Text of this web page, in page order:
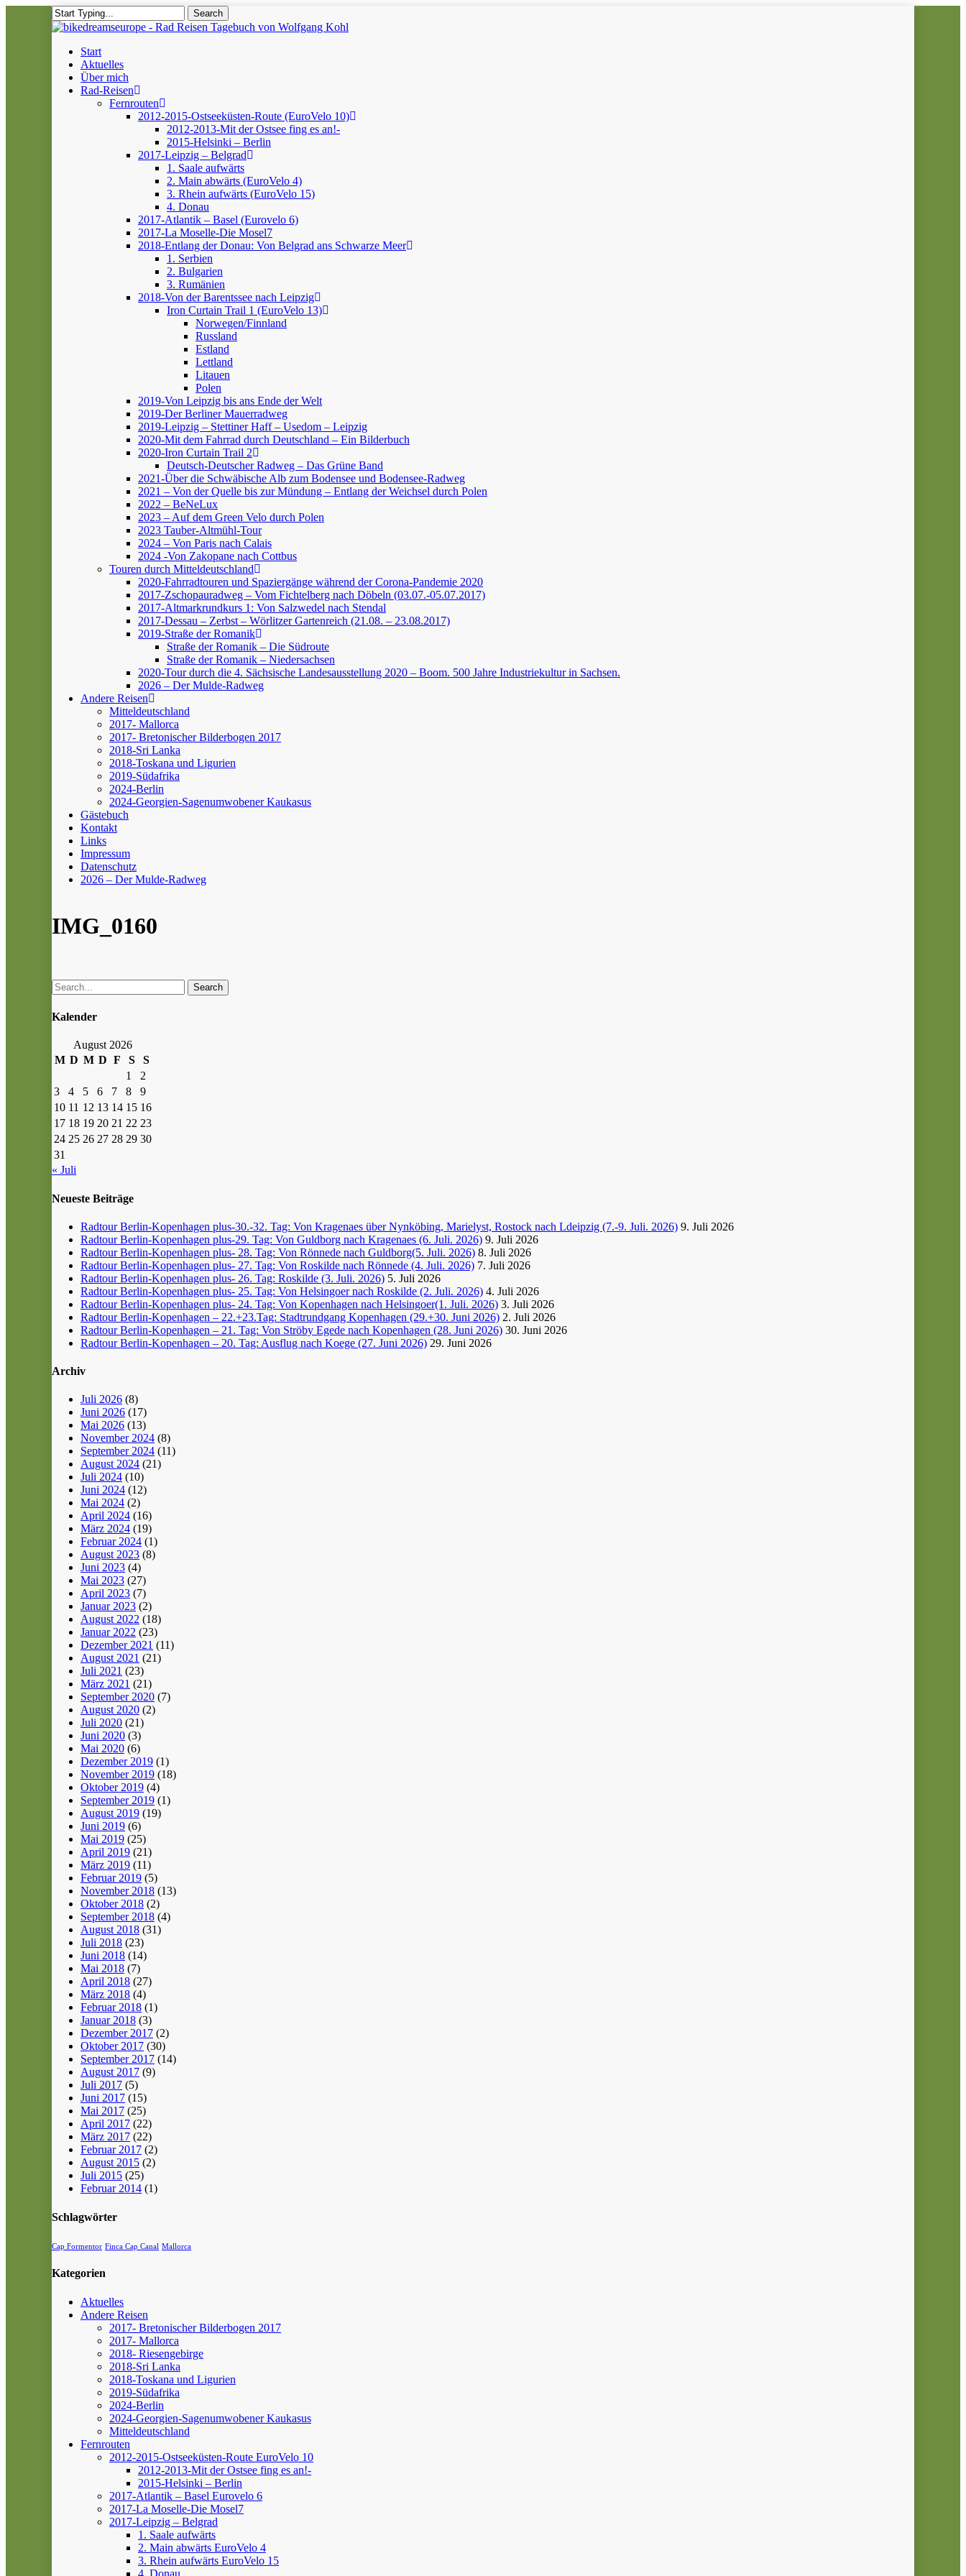
Search
Close
Menu
Start
Aktuelles
Über mich
Rad-Reisen
Fernrouten
2012-2015-Ostseeküsten-Route (EuroVelo 10)
2012-2013-Mit der Ostsee fing es an!-
2015-Helsinki – Berlin
2017-Leipzig – Belgrad
1. Saale aufwärts
2. Main abwärts (EuroVelo 4)
3. Rhein aufwärts (EuroVelo 15)
4. Donau
2017-Atlantik – Basel (Eurovelo 6)
2017-La Moselle-Die Mosel7
2018-Entlang der Donau: Von Belgrad ans Schwarze Meer
1. Serbien
2. Bulgarien
3. Rumänien
2018-Von der Barentssee nach Leipzig
Iron Curtain Trail 1 (EuroVelo 13)
Norwegen/Finnland
Russland
Estland
Lettland
Litauen
Polen
2019-Von Leipzig bis ans Ende der Welt
2019-Der Berliner Mauerradweg
2019-Leipzig – Stettiner Haff – Usedom – Leipzig
2020-Mit dem Fahrrad durch Deutschland – Ein Bilderbuch
2020-Iron Curtain Trail 2
Deutsch-Deutscher Radweg – Das Grüne Band
2021-Über die Schwäbische Alb zum Bodensee und Bodensee-Radweg
2021 – Von der Quelle bis zur Mündung – Entlang der Weichsel durch Polen
2022 – BeNeLux
2023 – Auf dem Green Velo durch Polen
2023 Tauber-Altmühl-Tour
2024 – Von Paris nach Calais
2024 -Von Zakopane nach Cottbus
Touren durch Mitteldeutschland
2020-Fahrradtouren und Spaziergänge während der Corona-Pandemie 2020
2017-Zschopauradweg – Vom Fichtelberg nach Döbeln (03.07.-05.07.2017)
2017-Altmarkrundkurs 1: Von Salzwedel nach Stendal
2017-Dessau – Zerbst – Wörlitzer Gartenreich (21.08. – 23.08.2017)
2019-Straße der Romanik
Straße der Romanik – Die Südroute
Straße der Romanik – Niedersachsen
2020-Tour durch die 4. Sächsische Landesausstellung 2020 – Boom. 500 Jahre Industriekultur in Sachsen.
2026 – Der Mulde-Radweg
Andere Reisen
Mitteldeutschland
2017- Mallorca
2017- Bretonischer Bilderbogen 2017
2018-Sri Lanka
2018-Toskana und Ligurien
2019-Südafrika
2024-Berlin
2024-Georgien-Sagenumwobener Kaukasus
Gästebuch
Kontakt
Links
Impressum
Datenschutz
2026 – Der Mulde-Radweg
IMG_0160
Search
Kalender
August 2026
M D M D F S
S
1
2
3
4 5 6 7 8
9
10 11 12 13 14 15 16
17 18 19 20 21 22 23
24 25 26 27 28 29 30
31
« Juli
Neueste Beiträge
Radtour Berlin-Kopenhagen plus-30.-32. Tag: Von Kragenaes über Nynköbing, Marielyst, Rostock nach Ldeipzig (7.-9. Juli. 2026) 9. Juli 2026
Radtour Berlin-Kopenhagen plus-29. Tag: Von Guldborg nach Kragenaes (6. Juli. 2026) 9. Juli 2026
Radtour Berlin-Kopenhagen plus- 28. Tag: Von Rönnede nach Guldborg(5. Juli. 2026) 8. Juli 2026
Radtour Berlin-Kopenhagen plus- 27. Tag: Von Roskilde nach Rönnede (4. Juli. 2026) 7. Juli 2026
Radtour Berlin-Kopenhagen plus- 26. Tag: Roskilde (3. Juli. 2026) 5. Juli 2026
Radtour Berlin-Kopenhagen plus- 25. Tag: Von Helsingoer nach Roskilde (2. Juli. 2026) 4. Juli 2026
Radtour Berlin-Kopenhagen plus- 24. Tag: Von Kopenhagen nach Helsingoer(1. Juli. 2026) 3. Juli 2026
Radtour Berlin-Kopenhagen – 22.+23.Tag: Stadtrundgang Kopenhagen (29.+30. Juni 2026) 2. Juli 2026
Radtour Berlin-Kopenhagen – 21. Tag: Von Ströby Egede nach Kopenhagen (28. Juni 2026) 30. Juni 2026
Radtour Berlin-Kopenhagen – 20. Tag: Ausflug nach Koege (27. Juni 2026) 29. Juni 2026
Archiv
Juli 2026 (8)
Juni 2026 (17)
Mai 2026 (13)
November 2024 (8)
September 2024 (11)
August 2024 (21)
Juli 2024 (10)
Juni 2024 (12)
Mai 2024 (2)
April 2024 (16)
März 2024 (19)
Februar 2024 (1)
August 2023 (8)
Juni 2023 (4)
Mai 2023 (27)
April 2023 (7)
Januar 2023 (2)
August 2022 (18)
Januar 2022 (23)
Dezember 2021 (11)
August 2021 (21)
Juli 2021 (23)
März 2021 (21)
September 2020 (7)
August 2020 (2)
Juli 2020 (21)
Juni 2020 (3)
Mai 2020 (6)
Dezember 2019 (1)
November 2019 (18)
Oktober 2019 (4)
September 2019 (1)
August 2019 (19)
Juni 2019 (6)
Mai 2019 (25)
April 2019 (21)
März 2019 (11)
Februar 2019 (5)
November 2018 (13)
Oktober 2018 (2)
September 2018 (4)
August 2018 (31)
Juli 2018 (23)
Juni 2018 (14)
Mai 2018 (7)
April 2018 (27)
März 2018 (4)
Februar 2018 (1)
Januar 2018 (3)
Dezember 2017 (2)
Oktober 2017 (30)
September 2017 (14)
August 2017 (9)
Juli 2017 (5)
Juni 2017 (15)
Mai 2017 (25)
April 2017 (22)
März 2017 (22)
Februar 2017 (2)
August 2015 (2)
Juli 2015 (25)
Februar 2014 (1)
Schlagwörter
Cap Formentor Finca Cap Canal Mallorca
Kategorien
Aktuelles
Andere Reisen
2017- Bretonischer Bilderbogen 2017
2017- Mallorca
2018- Riesengebirge
2018-Sri Lanka
2018-Toskana und Ligurien
2019-Südafrika
2024-Berlin
2024-Georgien-Sagenumwobener Kaukasus
Mitteldeutschland
Fernrouten
2012-2015-Ostseeküsten-Route EuroVelo 10
2012-2013-Mit der Ostsee fing es an!-
2015-Helsinki – Berlin
2017-Atlantik – Basel Eurovelo 6
2017-La Moselle-Die Mosel7
2017-Leipzig – Belgrad
1. Saale aufwärts
2. Main abwärts EuroVelo 4
3. Rhein aufwärts EuroVelo 15
4. Donau